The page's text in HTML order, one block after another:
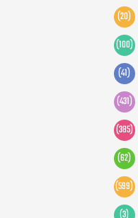
(20)
(100)
(41)
(431)
(385)
(62)
(599)
(3)